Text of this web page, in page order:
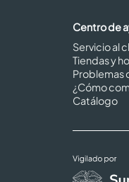
Centro de
Servicio al
Tiendas y
Problemas
¿Cómo
Catálogo